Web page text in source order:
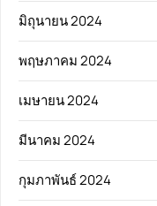
มิถุนายน 2024
พฤษภาคม 2024
เมษายน 2024
มีนาคม 2024
กุมภาพันธ์ 2024